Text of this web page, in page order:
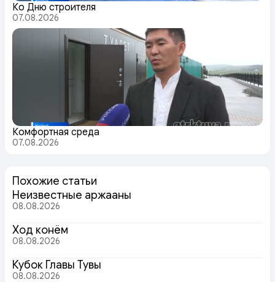
Ко Дню строителя
07.08.2026
Комфортная среда
07.08.2026
Похожие статьи
Неизвестные аржааны
08.08.2026
Ход конём
08.08.2026
Кубок Главы Тувы
08.08.2026